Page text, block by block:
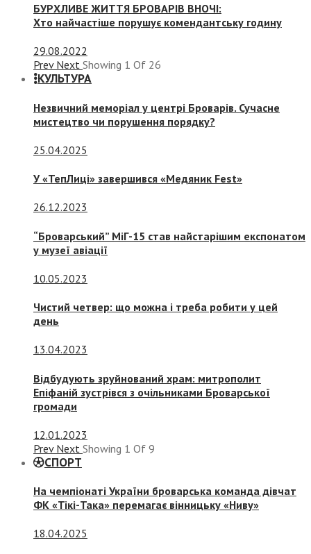
БУРХЛИВЕ ЖИТТЯ БРОВАРІВ ВНОЧІ:
Хто найчастіше порушує комендантську годину
29.08.2022
Prev Next Showing 1 Of 26
КУЛЬТУРА
Незвичний меморіал у центрі Броварів. Сучасне
мистецтво чи порушення порядку?
25.04.2025
У «ТепЛиці» завершився «Медяник Fest»
26.12.2023
“Броварський” МіГ-15 став найстарішим експонатом
у музеї авіації
10.05.2023
Чистий четвер: що можна і треба робити у цей
день
13.04.2023
Відбудують зруйнований храм: митрополит
Епіфаній зустрівся з очільниками Броварської
громади
12.01.2023
Prev Next Showing 1 Of 9
СПОРТ
На чемпіонаті України броварська команда дівчат
ФК «Тікі-Така» перемагає вінницьку «Ниву»
18.04.2025